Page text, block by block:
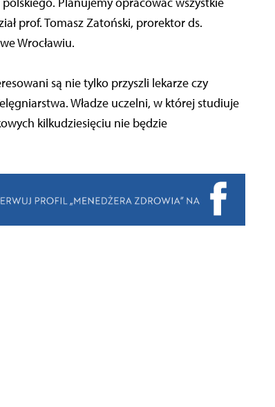
prof. Tomasz Zatoński, prorektor ds.
Wrocławiu.
są nie tylko przyszli lekarze czy
Władze uczelni, w której studiuje
kilkudziesięciu nie będzie